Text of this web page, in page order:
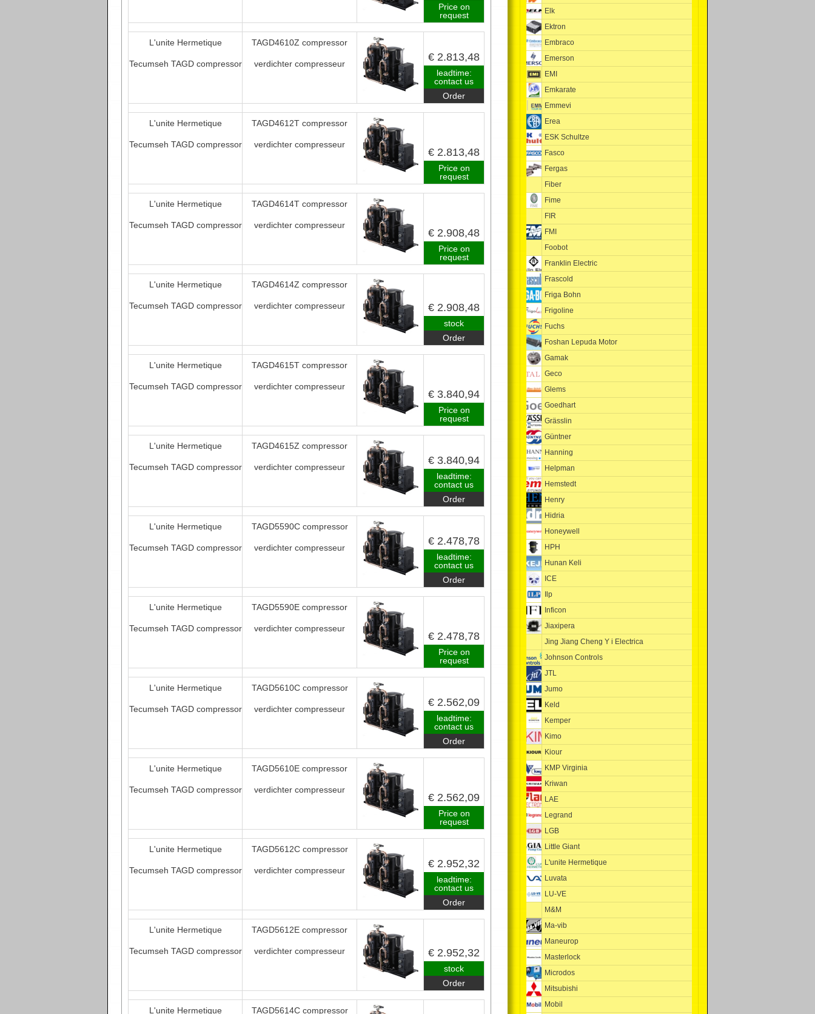
Price on
request
L'unite Hermetique
Tecumseh TAGD compressor
TAGD4610Z compressor
verdichter compresseur
€ 2.813,48
leadtime:
contact us
Order
L'unite Hermetique
Tecumseh TAGD compressor
TAGD4612T compressor
verdichter compresseur
€ 2.813,48
Price on
request
L'unite Hermetique
Tecumseh TAGD compressor
TAGD4614T compressor
verdichter compresseur
€ 2.908,48
Price on
request
L'unite Hermetique
Tecumseh TAGD compressor
TAGD4614Z compressor
verdichter compresseur € 2.908,48
stock
Order
L'unite Hermetique
Tecumseh TAGD compressor
TAGD4615T compressor
verdichter compresseur
€ 3.840,94
Price on
request
L'unite Hermetique
Tecumseh TAGD compressor
TAGD4615Z compressor
verdichter compresseur
€ 3.840,94
leadtime:
contact us
Order
L'unite Hermetique
Tecumseh TAGD compressor
TAGD5590C compressor
verdichter compresseur
€ 2.478,78
leadtime:
contact us
Order
L'unite Hermetique
Tecumseh TAGD compressor
TAGD5590E compressor
verdichter compresseur
€ 2.478,78
Price on
request
L'unite Hermetique
Tecumseh TAGD compressor
TAGD5610C compressor
verdichter compresseur
€ 2.562,09
leadtime:
contact us
Order
L'unite Hermetique
Tecumseh TAGD compressor
TAGD5610E compressor
verdichter compresseur
€ 2.562,09
Price on
request
L'unite Hermetique
Tecumseh TAGD compressor
TAGD5612C compressor
verdichter compresseur
€ 2.952,32
leadtime:
contact us
Order
L'unite Hermetique
Tecumseh TAGD compressor
TAGD5612E compressor
verdichter compresseur € 2.952,32
stock
Order
L'unite Hermetique TAGD5614C compressor
Elk
Ektron
Embraco
Emerson
EMI
Emkarate
Emmevi
Erea
ESK Schultze
Fasco
Fergas
Fiber
Fime
FIR
FMI
Foobot
Franklin Electric
Frascold
Friga Bohn
Frigoline
Fuchs
Foshan Lepuda Motor
Gamak
Geco
Glems
Goedhart
Grässlin
Güntner
Hanning
Helpman
Hemstedt
Henry
Hidria
Honeywell
HPH
Hunan Keli
ICE
Ilp
Inficon
Jiaxipera
Jing Jiang Cheng Y i Electrica
Johnson Controls
JTL
Jumo
Keld
Kemper
Kimo
Kiour
KMP Virginia
Kriwan
LAE
Legrand
LGB
Little Giant
L'unite Hermetique
Luvata
LU-VE
M&M
Ma-vib
Maneurop
Masterlock
Microdos
Mitsubishi
Mobil